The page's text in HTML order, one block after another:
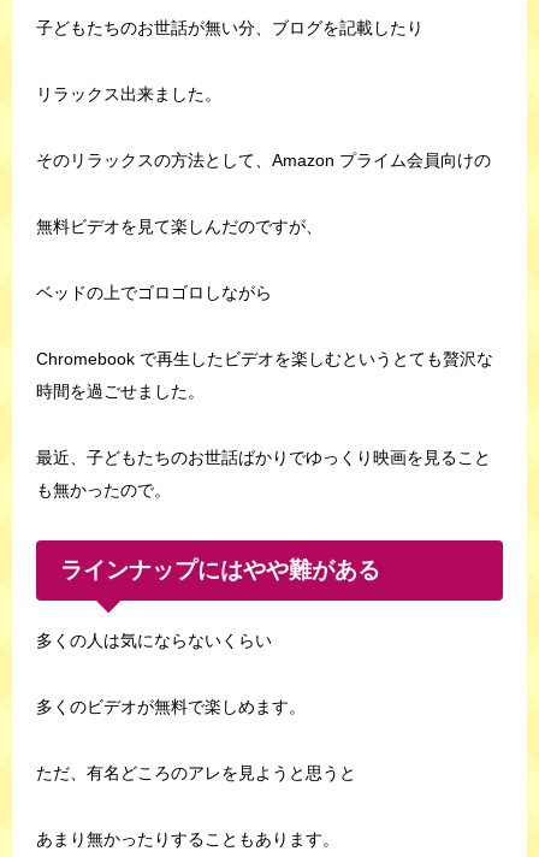
子どもたちのお世話が無い分、ブログを記載したり
リラックス出来ました。
そのリラックスの方法として、Amazon プライム会員向けの
無料ビデオを見て楽しんだのですが、
ベッドの上でゴロゴロしながら
Chromebook で再生したビデオを楽しむというとても贅沢な
時間を過ごせました。
最近、子どもたちのお世話ばかりでゆっくり映画を見ること
も無かったので。
ラインナップにはやや難がある
多くの人は気にならないくらい
多くのビデオが無料で楽しめます。
ただ、有名どころのアレを見ようと思うと
あまり無かったりすることもあります。